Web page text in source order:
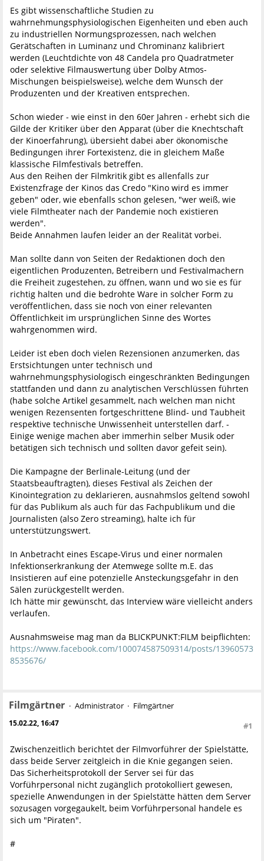
Es gibt wissenschaftliche Studien zu
wahrnehmungsphysiologischen Eigenheiten und eben auch
zu industriellen Normungsprozessen, nach welchen
Gerätschaften in Luminanz und Chrominanz kalibriert
werden (Leuchtdichte von 48 Candela pro Quadratmeter
oder selektive Filmauswertung über Dolby Atmos-
Mischungen beispielsweise), welche dem Wunsch der
Produzenten und der Kreativen entsprechen.
Schon wieder - wie einst in den 60er Jahren - erhebt sich die
Gilde der Kritiker über den Apparat (über die Knechtschaft
der Kinoerfahrung), übersieht dabei aber ökonomische
Bedingungen ihrer Fortexistenz, die in gleichem Maße
klassische Filmfestivals betreffen.
Aus den Reihen der Filmkritik gibt es allenfalls zur
Existenzfrage der Kinos das Credo "Kino wird es immer
geben" oder, wie ebenfalls schon gelesen, "wer weiß, wie
viele Filmtheater nach der Pandemie noch existieren
werden".
Beide Annahmen laufen leider an der Realität vorbei.
Man sollte dann von Seiten der Redaktionen doch den
eigentlichen Produzenten, Betreibern und Festivalmachern
die Freiheit zugestehen, zu öffnen, wann und wo sie es für
richtig halten und die bedrohte Ware in solcher Form zu
veröffentlichen, dass sie noch von einer relevanten
Öffentlichkeit im ursprünglichen Sinne des Wortes
wahrgenommen wird.
Leider ist eben doch vielen Rezensionen anzumerken, das
Erstsichtungen unter technisch und
wahrnehmungsphysiologisch eingeschränkten Bedingungen
stattfanden und dann zu analytischen Verschlüssen führten
(habe solche Artikel gesammelt, nach welchen man nicht
wenigen Rezensenten fortgeschrittene Blind- und Taubheit
respektive technische Unwissenheit unterstellen darf. -
Einige wenige machen aber immerhin selber Musik oder
betätigen sich technisch und sollten davor gefeit sein).
Die Kampagne der Berlinale-Leitung (und der
Staatsbeauftragten), dieses Festival als Zeichen der
Kinointegration zu deklarieren, ausnahmslos geltend sowohl
für das Publikum als auch für das Fachpublikum und die
Journalisten (also Zero streaming), halte ich für
unterstützungswert.
In Anbetracht eines Escape-Virus und einer normalen
Infektionserkrankung der Atemwege sollte m.E. das
Insistieren auf eine potenzielle Ansteckungsgefahr in den
Sälen zurückgestellt werden.
Ich hätte mir gewünscht, das Interview wäre vielleicht anders
verlaufen.
Ausnahmsweise mag man da BLICKPUNKT:FILM beipflichten:
https://www.facebook.com/100074587509314/posts/13960573
8535676/
Filmgärtner Administrator Filmgärtner
15.02.22, 16:47 #1
Zwischenzeitlich berichtet der Filmvorführer der Spielstätte,
dass beide Server zeitgleich in die Knie gegangen seien.
Das Sicherheitsprotokoll der Server sei für das
Vorführpersonal nicht zugänglich protokolliert gewesen,
spezielle Anwendungen in der Spielstätte hätten dem Server
sozusagen vorgegaukelt, beim Vorführpersonal handele es
sich um "Piraten".
#